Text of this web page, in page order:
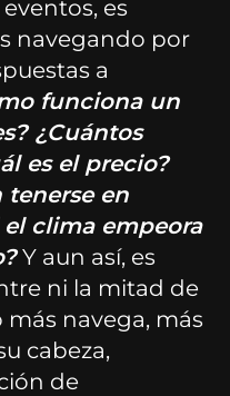
es
navegando por
a
funciona un
¿Cuántos
es el precio?
tenerse en
el clima empeora
Y aun así, es
ni la mitad de
más navega, más
cabeza,
de